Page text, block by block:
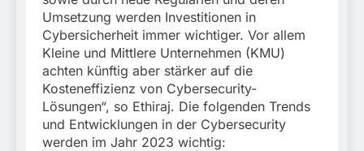
Umsetzung werden Investitionen in
Cybersicherheit immer wichtiger. Vor allem
Kleine und Mittlere Unternehmen (KMU)
achten künftig aber stärker auf die
Kosteneffizienz von Cybersecurity-
Lösungen“, so Ethiraj. Die folgenden Trends
und Entwicklungen in der Cybersecurity
werden im Jahr 2023 wichtig: